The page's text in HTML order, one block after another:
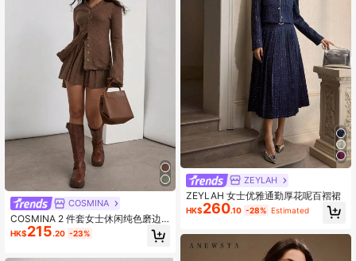
COSMINA
COSMINA 2 件套女士休闲纯色磨边
喇叭袖上衣和褶边裙套装，秋季
HK$215.20 -23%
ZEYLAH
ZEYLAH 女士优雅通勤厚花呢百褶裙
HK$260.10 -28% Estimated